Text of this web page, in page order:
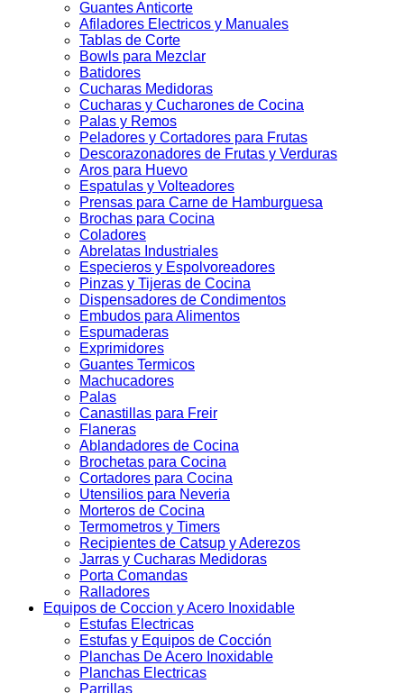
Guantes Anticorte
Afiladores Electricos y Manuales
Tablas de Corte
Bowls para Mezclar
Batidores
Cucharas Medidoras
Cucharas y Cucharones de Cocina
Palas y Remos
Peladores y Cortadores para Frutas
Descorazonadores de Frutas y Verduras
Aros para Huevo
Espatulas y Volteadores
Prensas para Carne de Hamburguesa
Brochas para Cocina
Coladores
Abrelatas Industriales
Especieros y Espolvoreadores
Pinzas y Tijeras de Cocina
Dispensadores de Condimentos
Embudos para Alimentos
Espumaderas
Exprimidores
Guantes Termicos
Machucadores
Palas
Canastillas para Freir
Flaneras
Ablandadores de Cocina
Brochetas para Cocina
Cortadores para Cocina
Utensilios para Neveria
Morteros de Cocina
Termometros y Timers
Recipientes de Catsup y Aderezos
Jarras y Cucharas Medidoras
Porta Comandas
Ralladores
Equipos de Coccion y Acero Inoxidable
Estufas Electricas
Estufas y Equipos de Cocción
Planchas De Acero Inoxidable
Planchas Electricas
Parrillas